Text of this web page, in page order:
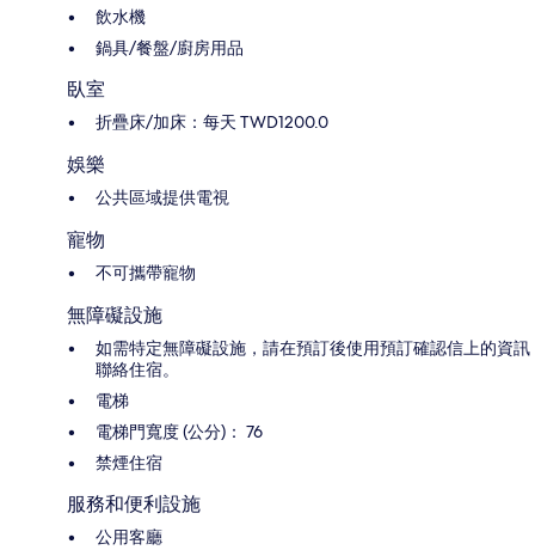
飲水機
鍋具/餐盤/廚房用品
臥室
折疊床/加床：每天 TWD1200.0
娛樂
公共區域提供電視
寵物
不可攜帶寵物
無障礙設施
如需特定無障礙設施，請在預訂後使用預訂確認信上的資訊
聯絡住宿。
電梯
電梯門寬度 (公分)： 76
禁煙住宿
服務和便利設施
公用客廳